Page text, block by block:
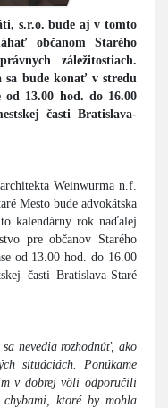
s.r.o. bude aj v tomto
občanom Starého
záležitostiach.
sa bude konať v stredu
od 13.00 hod. do 16.00
časti Bratislava-
Weinwurma n.f.
Mesto bude advokátska
kalendárny rok naďalej
pre občanov Starého
od 13.00 hod. do 16.00
časti Bratislava-Staré
nevedia rozhodnúť, ako
situáciách. Ponúkame
v dobrej vôli odporučili
ktoré by mohla